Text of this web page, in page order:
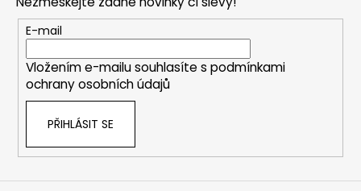
E-mail
Vložením e-mailu souhlasíte s podmínkami
ochrany osobních údajů
PŘIHLÁSIT SE